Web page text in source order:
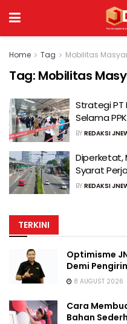
Home Tag Mobilitas
Tag: Mobilitas
Strategi PT
Selama
BY REDAKSI
Diperketat,
Syarat
BY REDAKSI
TERKINI
Optimisme
Demi
8 AUGUST 2026
Cara
Bahan